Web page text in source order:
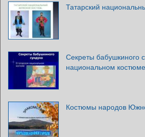
Татарский
Секреты бабушкиного
национальном костюме
Костюмы народов